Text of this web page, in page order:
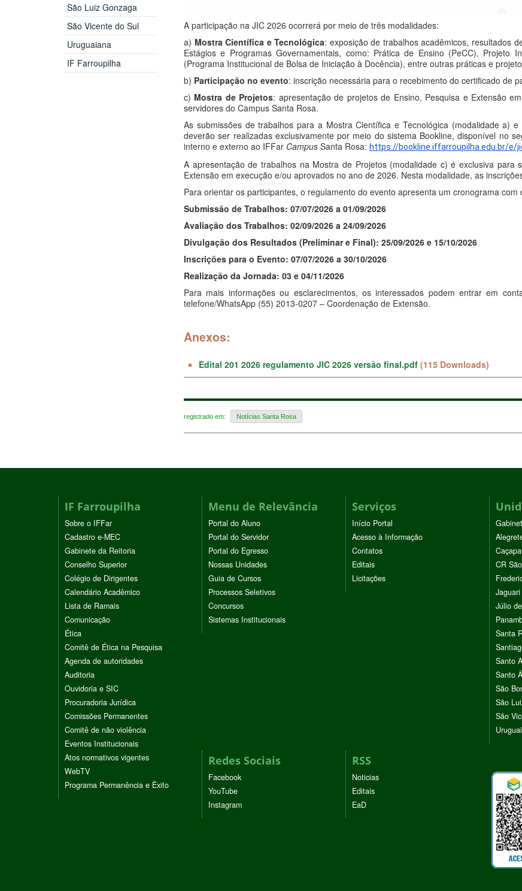
São Luiz Gonzaga
São Vicente do Sul
Uruguaiana
IF Farroupilha
A participação na JIC 2026 ocorrerá por meio de três modalidades:
a) Mostra Científica e Tecnológica: exposição de trabalhos acadêmicos, resultados
Estágios e Programas Governamentais, como: Prática de Ensino (PeCC), Projeto
(Programa Institucional de Bolsa de Iniciação à Docência), entre outras práticas e
b) Participação no evento: inscrição necessária para o recebimento do certificado de
c) Mostra de Projetos: apresentação de projetos de Ensino, Pesquisa e Extensão
servidores do Campus Santa Rosa.
As submissões de trabalhos para a Mostra Científica e Tecnológica (modalidade a)
deverão ser realizadas exclusivamente por meio do sistema Bookline, disponível no
interno e externo ao IFFar Campus Santa Rosa: https://bookline. iffarroupilha.edu.br/e/
A apresentação de trabalhos na Mostra de Projetos (modalidade c) é exclusiva para
Extensão em execução e/ou aprovados no ano de 2026. Nesta modalidade, as
Para orientar os participantes, o regulamento do evento apresenta um cronograma com
Submissão de Trabalhos: 07/07/2026 a 01/09/2026
Avaliação dos Trabalhos: 02/09/2026 a 24/09/2026
Divulgação dos Resultados (Preliminar e Final): 25/09/2026 e 15/10/2026
Inscrições para o Evento: 07/07/2026 a 30/10/2026
Realização da Jornada: 03 e 04/11/2026
Para mais informações ou esclarecimentos, os interessados podem entrar em
telefone/WhatsApp (55) 2013-0207 – Coordenação de Extensão.
Anexos:
Edital 201 2026 regulamento JIC 2026 versão final.pdf (115 Downloads)
registrado em: Notícias Santa Rosa
IF Farroupilha
Sobre o IFFar
Cadastro e-MEC
Gabinete da Reitoria
Conselho Superior
Colégio de Dirigentes
Calendário Acadêmico
Lista de Ramais
Comunicação
Ética
Comitê de Ética na Pesquisa
Agenda de autoridades
Auditoria
Ouvidoria e SIC
Procuradoria Jurídica
Comissões Permanentes
Comitê de não violência
Eventos Institucionais
Atos normativos vigentes
WebTV
Programa Permanência e Êxito
Menu de Relevância
Portal do Aluno
Portal do Servidor
Portal do Egresso
Nossas Unidades
Guia de Cursos
Processos Seletivos
Concursos
Sistemas Institucionais
Serviços
Início Portal
Acesso à Informação
Contatos
Editais
Licitações
CR
Jaguari
Júlio
Santa
Santo
Santo
São
São
São
Redes Sociais
Facebook
YouTube
Instagram
RSS
Noticias
Editais
EaD